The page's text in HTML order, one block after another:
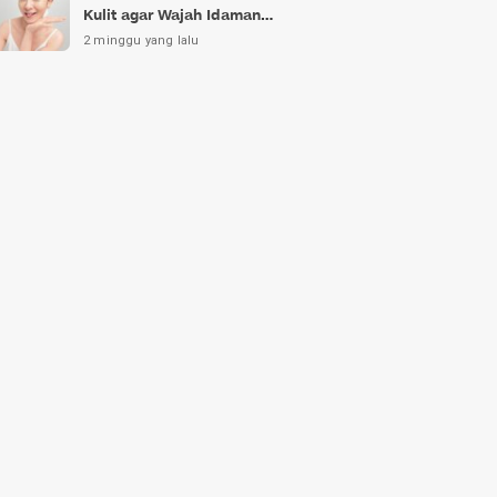
Kulit agar Wajah Idaman
Bukan Sekadar Mimpi
2 minggu yang lalu